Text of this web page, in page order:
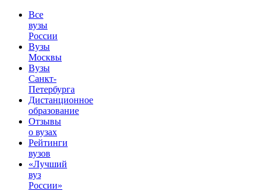
Все
вузы
России
Вузы
Москвы
Вузы
Санкт-
Петербурга
Дистанционное
образование
Отзывы
о вузах
Рейтинги
вузов
«Лучший
вуз
России»